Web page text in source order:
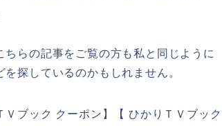
らの記事をご覧の方も私と同じように
探しているのかもしれません。
ブック クーポン】【 ひかりＴＶブック